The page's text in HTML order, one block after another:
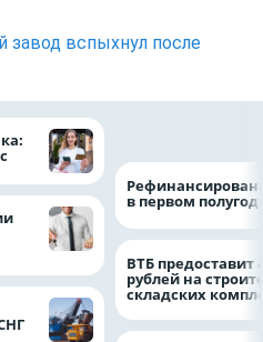
вспыхнул после
в первом
ВТБ предоставит
рублей на
складских